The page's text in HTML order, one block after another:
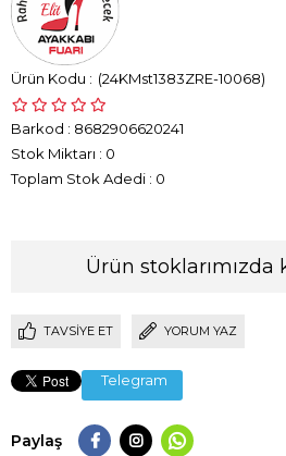
(24KMst1383ZRE-10068)
Barkod : 8682906620241
Stok Miktarı : 0
Toplam Stok Adedi : 0
Ürün stoklarımızda
TAVSIYE ET YORUM YAZ
Telegram
Paylaş